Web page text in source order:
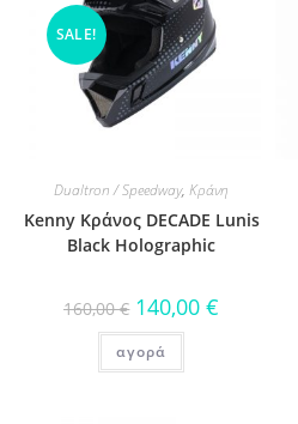
SALE!
Dualtron / Speedway,Κράνη
Kenny Κράνος DECADE Lunis
Black Holographic
160,00€ 140,00€
αγορά